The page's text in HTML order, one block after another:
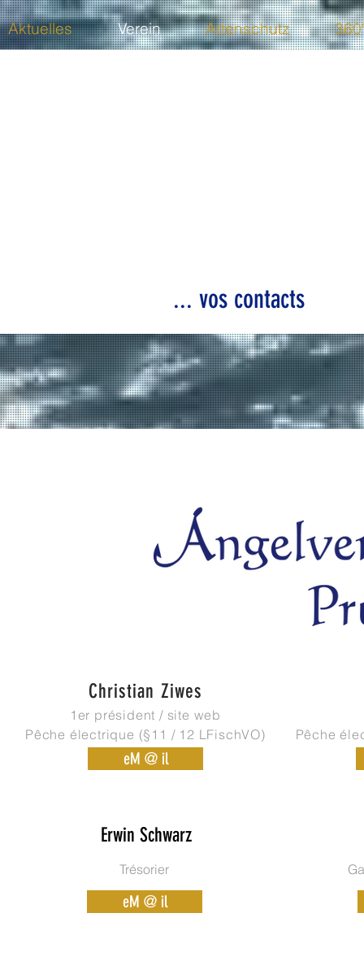
Aktuelles Verein Artenschutz
... vos contacts
Christian Ziwes
1er président / site web
Pêche électrique (§11 / 12 LFischVO)
eM @ il
Erwin Schwarz
Trésorier
eM @ il
Pêche